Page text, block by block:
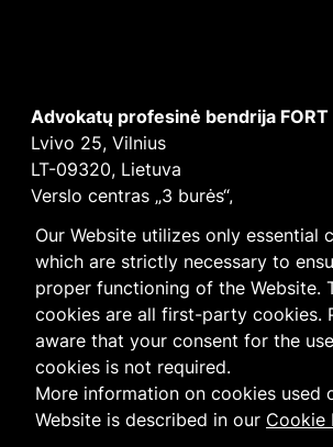
Our Website utilizes only essential
which are strictly necessary to
proper functioning of the Website.
cookies are all first-party cookies.
aware that your consent for the
cookies is not required.
More information on cookies used
Website is described in our Cookie
Advokatų profesinė bendrija FORT
Lvivo 25, Vilnius
LT-09320, Lietuva
Verslo centras „3 burės“,
E-mailvilnius@fortlegal.com
Tel. +370 5 250 6141
Įm. k. 303195010
PVM: LT100008172616
FacebookLinkedIn
Slapukųirprivatumopolitika